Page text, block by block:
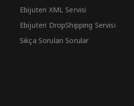
Ebijuteri XML Servisi
Ebijuteri DropShipping Servisi
Sıkça Sorulan Sorular